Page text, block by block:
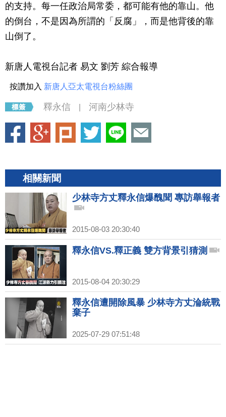
的支持。每一任政治局常委，都可能有他的靠山。他
的倒台，不是因為所謂的「反腐」，而是他背後的靠
山倒了。
新唐人電視台記者 易文 劉芳 綜合報導
按讚加入 新唐人亞太電視台粉絲團
釋永信 河南少林寺
相關新聞
少林寺方丈釋永信爆醜聞 專訪舉報者
2015-08-03 20:30:40
釋永信VS.釋正義 雙方背景引猜測
2015-08-04 20:30:29
釋永信遭開除風暴 少林寺方丈淪統戰
棄子
2025-07-29 07:51:48